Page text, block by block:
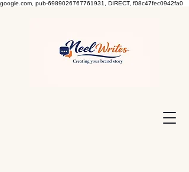
google.com, pub-6989026767761931, DIRECT, f08c47fec0942fa0